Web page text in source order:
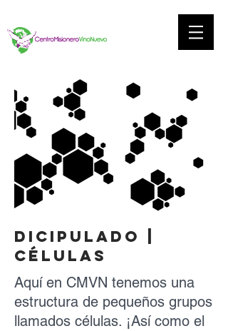
DICIPULADO |
CÉLULAS
Aquí en CMVN tenemos una
estructura de pequeños grupos
llamados células. ¡Así como el